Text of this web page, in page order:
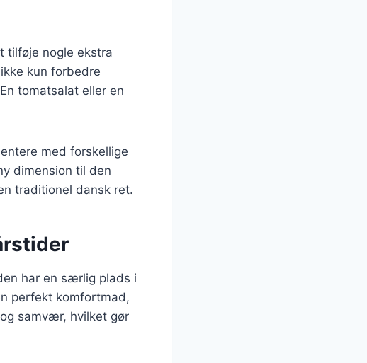
tilføje nogle ekstra
kun forbedre
tomatsalat eller en
med forskellige
dimension til den
traditionel dansk ret.
har en særlig plads i
perfekt komfortmad,
samvær, hvilket gør